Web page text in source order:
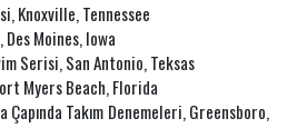
Knoxville, Tennessee
Moines, Iowa
Serisi, San Antonio, Teksas
Myers Beach, Florida
Takım Denemeleri, Greensboro,